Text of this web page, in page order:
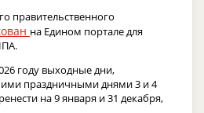
правительственного
на Едином портале для
году выходные дни,
праздничными днями 3 и 4
на 9 января и 31 декабря,